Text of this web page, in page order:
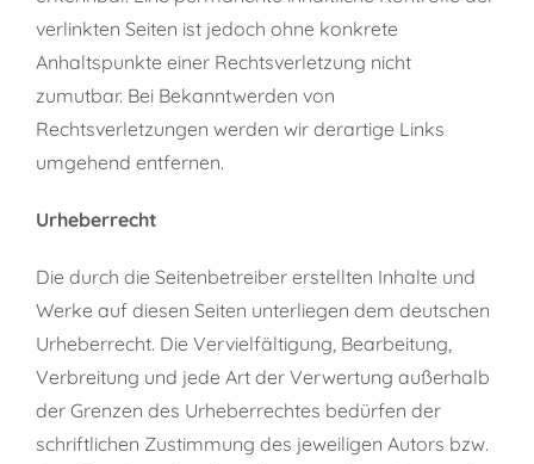
verlinkten Seiten ist jedoch ohne konkrete
Anhaltspunkte einer Rechtsverletzung nicht
zumutbar. Bei Bekanntwerden von
Rechtsverletzungen werden wir derartige Links
umgehend entfernen.
Urheberrecht
Die durch die Seitenbetreiber erstellten Inhalte und
Werke auf diesen Seiten unterliegen dem deutschen
Urheberrecht. Die Vervielfältigung, Bearbeitung,
Verbreitung und jede Art der Verwertung außerhalb
der Grenzen des Urheberrechtes bedürfen der
schriftlichen Zustimmung des jeweiligen Autors bzw.